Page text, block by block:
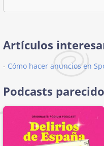
Artículos
- Cómo hacer anuncios en
Podcasts